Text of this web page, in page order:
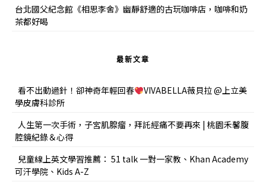
台北國父紀念館《相思李舍》幽靜舒適的古玩咖啡店，咖啡和奶
茶都好喝
最新文章
看不出動過針！卻神奇年輕回春
VIVABELLA薇貝拉 @上立美
學皮膚科診所
人生第一次手術，子宮肌腺瘤，拜託經痛不要再來 | 桃園禾馨腹
腔鏡紀錄＆心得
兒童線上英文學習推薦： 51 talk 一對一家教、Khan Academy
可汗學院、Kids A-Z